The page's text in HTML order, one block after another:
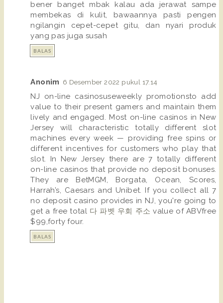
bener banget mbak kalau ada jerawat sampe
membekas di kulit, bawaannya pasti pengen
ngilangin cepet-cepet gitu, dan nyari produk
yang pas juga susah
BALAS
Anonim 6 Desember 2022 pukul 17.14
NJ on-line casinosuseweekly promotionsto add
value to their present gamers and maintain them
lively and engaged. Most on-line casinos in New
Jersey will characteristic totally different slot
machines every week — providing free spins or
different incentives for customers who play that
slot. In New Jersey there are 7 totally different
on-line casinos that provide no deposit bonuses.
They are BetMGM, Borgata, Ocean, Scores,
Harrah’s, Caesars and Unibet. If you collect all 7
no deposit casino provides in NJ, you're going to
get a free total 다 파벳 우회 주소 value of ABVfree
$99,forty four.
BALAS